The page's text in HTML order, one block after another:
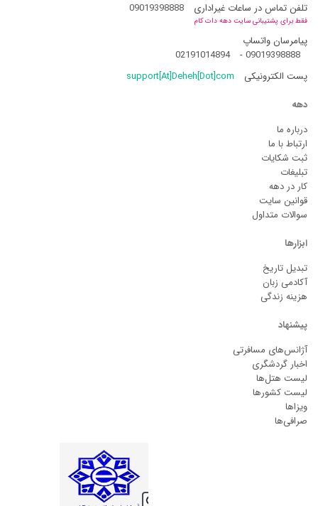
تلفن تماس در ساعات غیراداری 09019398888
فقط برای پشتیبانی سایت دهه دات کام
پیامرسان واتساپ
09019398888
-
02191014894
پست الکترونیکی
support[At]Deheh[Dot]com
دهه
درباره ما
ارتباط با ما
ثبت شکایات
تبلیغات
کار در دهه
قوانین سایت
سوالات متداول
ابزارها
تبدیل تاریخ
آکادمی زبان
هزینه زندگی
پیشنهاد
آژانس‌های مسافرتی
اخبار گردشگری
لیست هتل‌ها
لیست کشورها
ویزاها
صرافی‌ها